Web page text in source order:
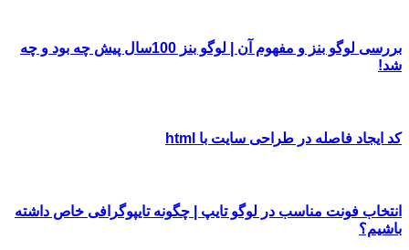
بررسی لوگو بنز و مفهوم آن | لوگو بنز 100سال پیش چه بود و چه
شد!
کد ایجاد فاصله در طراحی سایت با html
انتخاب فونت مناسب در لوگو تایپ | چگونه تایپوگرافی خاص داشته
باشیم؟